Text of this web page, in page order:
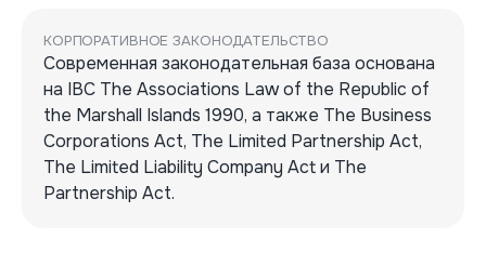
КОРПОРАТИВНОЕ ЗАКОНОДАТЕЛЬСТВО
Современная законодательная база основана
на IBC The Associations Law of the Republic of
the Marshall Islands 1990, а также The Business
Corporations Act, The Limited Partnership Act,
The Limited Liability Company Act и The
Partnership Act.